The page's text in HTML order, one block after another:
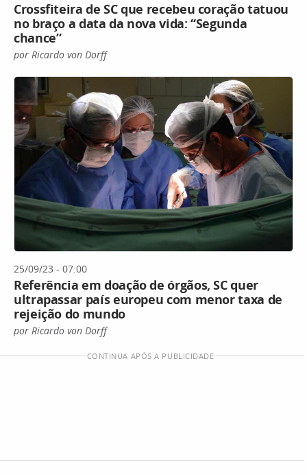
Crossfiteira de SC que recebeu coração tatuou
no braço a data da nova vida: “Segunda
chance”
por Ricardo von Dorff
25/09/23 - 07:00
Referência em doação de órgãos, SC quer
ultrapassar país europeu com menor taxa de
rejeição do mundo
por Ricardo von Dorff
CONTINUA APÓS A PUBLICIDADE